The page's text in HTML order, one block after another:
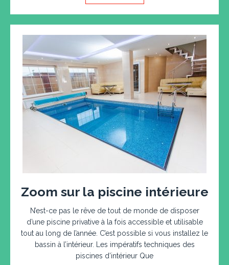
Zoom sur la piscine intérieure
N’est-ce pas le rêve de tout de monde de disposer
d’une piscine privative à la fois accessible et utilisable
tout au long de l’année. C’est possible si vous installez le
bassin à l’intérieur. Les impératifs techniques des
piscines d’intérieur Que